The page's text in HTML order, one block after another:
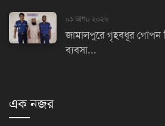
০১ আগu ২০২৬
জামালপুরে গৃহবধূর গোপন
ব্যবসা...
এক নজর